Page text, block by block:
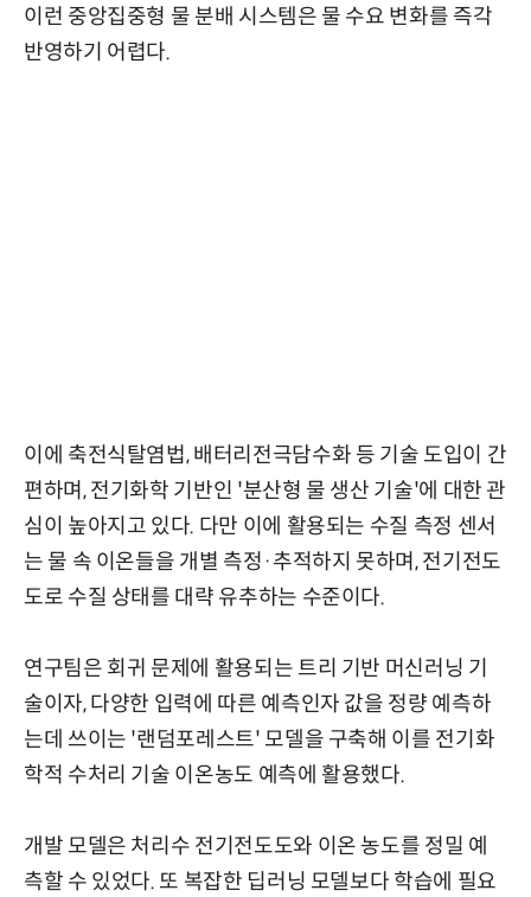
이런 중앙집중형 물 분배 시스템은 물 수요 변화를 즉각
반영하기 어렵다.
이에 축전식탈염법, 배터리전극담수화 등 기술 도입이 간
편하며, 전기화학 기반인 '분산형 물 생산 기술'에 대한 관
심이 높아지고 있다. 다만 이에 활용되는 수질 측정 센서
는 물 속 이온들을 개별 측정·추적하지 못하며, 전기전도
도로 수질 상태를 대략 유추하는 수준이다.
연구팀은 회귀 문제에 활용되는 트리 기반 머신러닝 기
술이자, 다양한 입력에 따른 예측인자 값을 정량 예측하
는데 쓰이는 '랜덤포레스트' 모델을 구축해 이를 전기화
학적 수처리 기술 이온농도 예측에 활용했다.
개발 모델은 처리수 전기전도도와 이온 농도를 정밀 예
측할 수 있었다. 또 복잡한 딥러닝 모델보다 학습에 필요